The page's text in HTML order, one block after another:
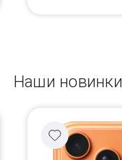
Наши новинки